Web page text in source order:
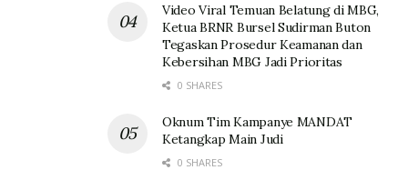
Video Viral Temuan Belatung di MBG,
Ketua BRNR Bursel Sudirman Buton
Tegaskan Prosedur Keamanan dan
Kebersihan MBG Jadi Prioritas
0 SHARES
Oknum Tim Kampanye MANDAT
Ketangkap Main Judi
0 SHARES